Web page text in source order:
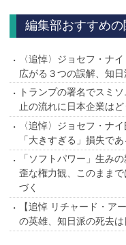
へ
編集部おすすめ
〈追悼〉ジョセフ・ナ
広がる３つの誤解、知
トランプの署名でスミ
止の流れに日本企業は
〈追悼〉ジョセフ・ナ
「大きすぎる」損失で
「ソフトパワー」生み
歪な権力観、このまま
づく
【追悼 リチャード・ア
の英雄、知日派の死去